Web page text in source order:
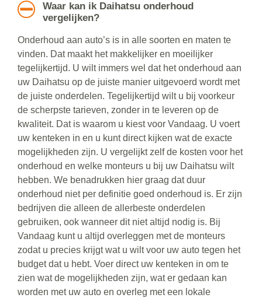
Waar kan ik Daihatsu onderhoud
vergelijken?
Onderhoud aan auto’s is in alle soorten en maten te
vinden. Dat maakt het makkelijker en moeilijker
tegelijkertijd. U wilt immers wel dat het onderhoud aan
uw Daihatsu op de juiste manier uitgevoerd wordt met
de juiste onderdelen. Tegelijkertijd wilt u bij voorkeur
de scherpste tarieven, zonder in te leveren op de
kwaliteit. Dat is waarom u kiest voor Vandaag. U voert
uw kenteken in en u kunt direct kijken wat de exacte
mogelijkheden zijn. U vergelijkt zelf de kosten voor het
onderhoud en welke monteurs u bij uw Daihatsu wilt
hebben. We benadrukken hier graag dat duur
onderhoud niet per definitie goed onderhoud is. Er zijn
bedrijven die alleen de allerbeste onderdelen
gebruiken, ook wanneer dit niet altijd nodig is. Bij
Vandaag kunt u altijd overleggen met de monteurs
zodat u precies krijgt wat u wilt voor uw auto tegen het
budget dat u hebt. Voer direct uw kenteken in om te
zien wat de mogelijkheden zijn, wat er gedaan kan
worden met uw auto en overleg met een lokale